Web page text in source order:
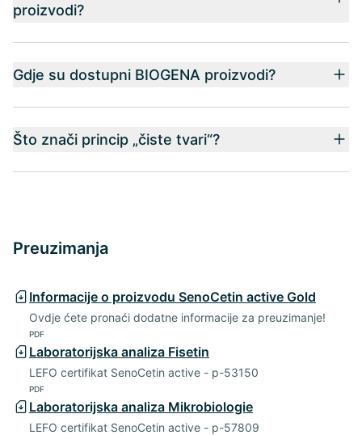
proizvodi?
Gdje su dostupni BIOGENA proizvodi?
Što znači princip „čiste tvari“?
Preuzimanja
Informacije o proizvodu SenoCetin active Gold
Ovdje ćete pronaći dodatne informacije za preuzimanje!
PDF
Laboratorijska analiza Fisetin
LEFO certifikat SenoCetin active - p-53150
PDF
Laboratorijska analiza Mikrobiologie
LEFO certifikat SenoCetin active - p-57809